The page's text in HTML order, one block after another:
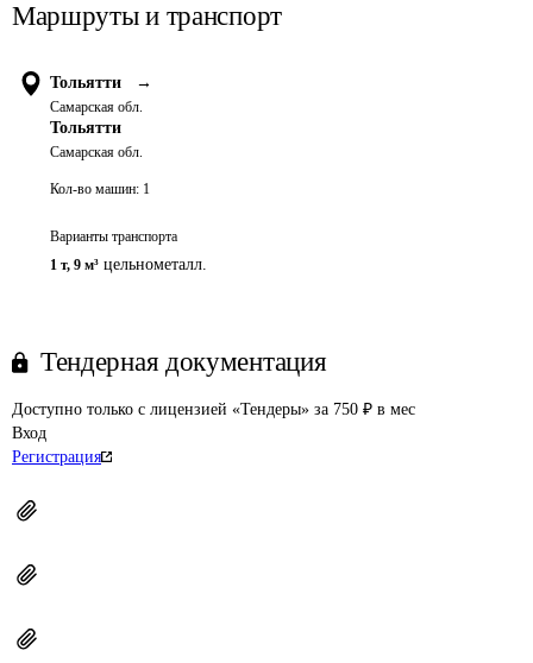
Маршруты и транспорт
Тольятти →
Самарская обл.
Тольятти
Самарская обл.
Кол-во машин: 1
Варианты транспорта
1 т, 9 м³ цельнометалл.
Тендерная документация
Доступно только с лицензией «Тендеры» за 750 ₽ в мес
Вход
Регистрация